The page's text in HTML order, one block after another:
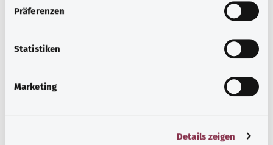
Präferenzen
Statistiken
Marketing
Details zeigen